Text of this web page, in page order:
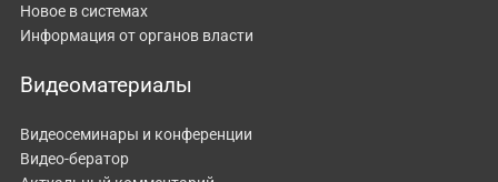
Новое в системах
Информация от органов власти
Видеоматериалы
Видеосеминары и конференции
Видео-бератор